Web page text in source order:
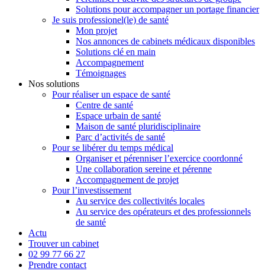
Solutions pour accompagner un portage financier
Je suis professionel(le) de santé
Mon projet
Nos annonces de cabinets médicaux disponibles
Solutions clé en main
Accompagnement
Témoignages
Nos solutions
Pour réaliser un espace de santé
Centre de santé
Espace urbain de santé
Maison de santé pluridisciplinaire
Parc d’activités de santé
Pour se libérer du temps médical
Organiser et pérenniser l’exercice coordonné
Une collaboration sereine et pérenne
Accompagnement de projet
Pour l’investissement
Au service des collectivités locales
Au service des opérateurs et des professionnels
de santé
Actu
Trouver un cabinet
02 99 77 66 27
Prendre contact